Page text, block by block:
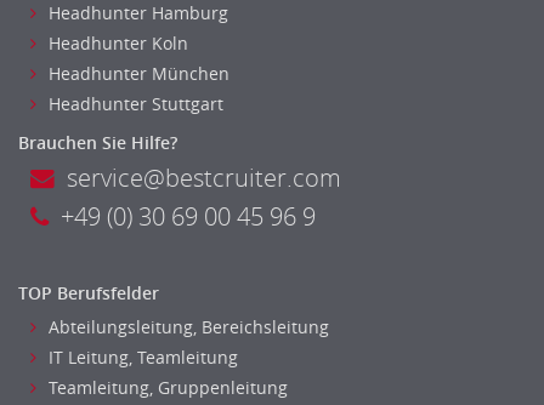
Headhunter Hamburg
Headhunter Koln
Headhunter München
Headhunter Stuttgart
Brauchen Sie Hilfe?
service@bestcruiter.com
+49 (0) 30 69 00 45 96 9
TOP Berufsfelder
Abteilungsleitung, Bereichsleitung
IT Leitung, Teamleitung
Teamleitung, Gruppenleitung